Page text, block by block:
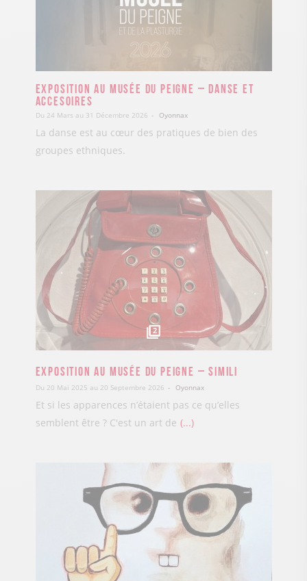
Exposition au Musée du Peigne – Danse et
accesoires
Du 24 Mars au 31 Décembre 2026 Oyonnax
La danse est au cœur des pratiques de bien des
groupes ethniques.
2
Exposition au Musée du Peigne – Simili
Du 20 Mai 2025 au 20 Septembre 2026 Oyonnax
Et si les apparences n’étaient pas ce qu’elles
semblent être ? C'est un art de ...